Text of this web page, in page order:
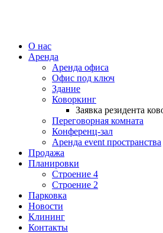
О нас
Аренда
Аренда офиса
Офис под ключ
Здание
Коворкинг
Заявка резидента
Переговорная комната
Конференц-зал
Аренда event пространства
Продажа
Планировки
Строение 4
Строение 2
Парковка
Новости
Клининг
Контакты